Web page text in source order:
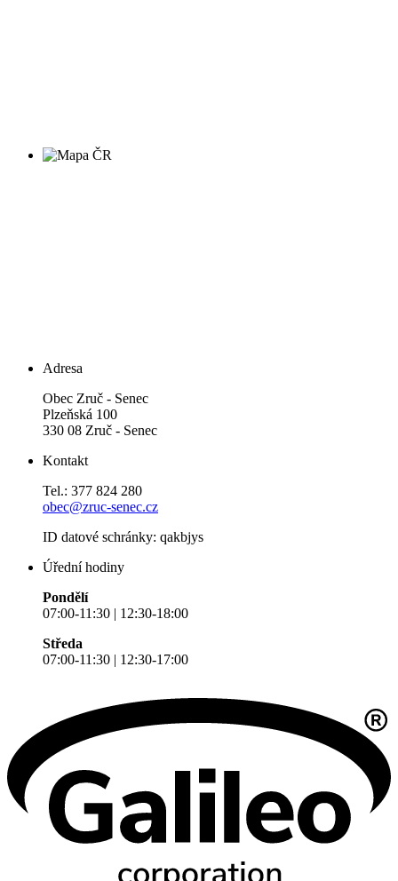
Adresa
Obec Zruč - Senec
Plzeňská 100
330 08 Zruč - Senec
Kontakt
Tel.: 377 824 280
obec@zruc-senec.cz
ID datové schránky: qakbjys
Úřední hodiny
Pondělí
07:00-11:30 | 12:30-18:00
Středa
07:00-11:30 | 12:30-17:00